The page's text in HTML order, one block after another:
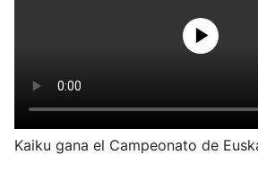
Balonmano
Kirolak 360
Kaiku gana el Campeonato de